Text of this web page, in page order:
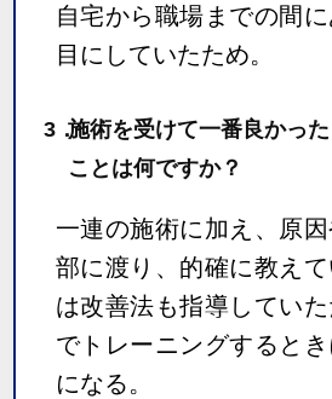
自宅から職場までの間
目にしていたため。
3．施術を受けて一番良かっ
ことは何ですか？
一連の施術に加え、原
部に渡り、的確に教え
は改善法も指導してい
でトレーニングすると
になる。